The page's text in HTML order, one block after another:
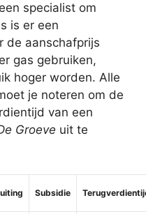
specialist om
is er een
de aanschafprijs
gas gebruiken,
hoger worden. Alle
je noteren om de
van een
Groeve uit te
Subsidie